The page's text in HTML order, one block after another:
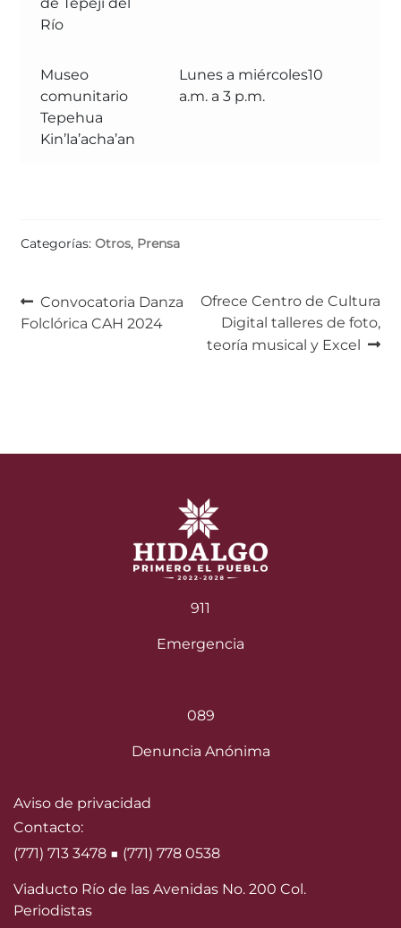
Río
Museo
comunitario
Tepehua
Kin’la’acha’an
Lunes a miércoles10
a.m. a 3 p.m.
Categorías: Otros, Prensa
Navegación
de
Anterior:
Convocatoria Danza
Folclórica CAH 2024
Siguiente:
Ofrece Centro de Cultura
Digital talleres de foto,
teoría musical y Excel
911
Emergencia
089
Denuncia Anónima
Aviso de privacidad
Contacto:
(771) 713 3478 ■ (771) 778 0538
Viaducto Río de las Avenidas No. 200 Col.
Periodistas